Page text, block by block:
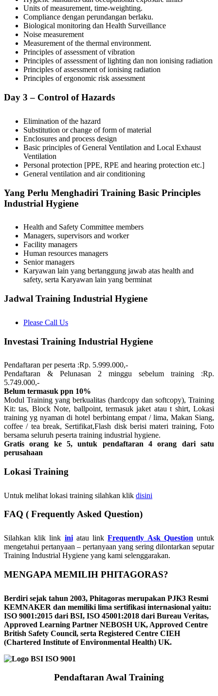
Units of measurement, time-weighting.
Compliance dengan perundangan berlaku.
Biological monitoring dan Health Surveillance
Noise measurement
Measurement of the thermal environment.
Principles of assessment of vibration
Principles of assessment of lighting dan non ionising radiation
Principles of assessment of ionising radiation
Principles of ergonomic risk assessment
Day 3 – Control of Hazards
Elimination of the hazard
Substitution or change of form of material
Enclosures and process design
Basic principles of General Ventilation and Local Exhaust
Ventilation
Personal protection [PPE, RPE and hearing protection etc.]
General ventilation and air conditioning
Yang Perlu Menghadiri Training Basic Principles
Industrial Hygiene
Health and Safety Committee members
Managers, supervisors and worker
Facility managers
Human resources managers
Senior managers
Karyawan lain yang bertanggung jawab atas health and
safety, serta Karyawan lain yang berminat
Jadwal Training Industrial Hygiene
Please Call Us
Investasi Training Industrial Hygiene
Pendaftaran per peserta :Rp. 5.999.000,-
Pendaftaran & Pelunasan 2 minggu sebelum training :Rp.
5.749.000,-
Belum termasuk ppn 10%
Modul Training yang berkualitas (hardcopy dan softcopy), Training
Kit: tas, Block Note, ballpoint, termasuk jaket atau t shirt, Lokasi
training yg nyaman di hotel berbintang empat / lima, Makan Siang,
coffee / tea break, Sertifikat,Flash disk berisi materi training, Foto
bersama seluruh peserta training industrial hygiene.
Gratis orang ke 5, untuk pendaftaran 4 orang dari satu
perusahaan
Lokasi Training
Untuk melihat lokasi training silahkan klik disini
FAQ ( Frequently Asked Question)
Silahkan klik link iniatau linkFrequently Ask Question untuk
mengetahui pertanyaan – pertanyaan yang sering dilontarkan seputar
Training Industrial Hygiene yang kami selenggarakan.
MENGAPA MEMILIH PHITAGORAS?
Berdiri sejak tahun 2003, Phitagoras merupakan PJK3 Resmi
KEMNAKER dan memiliki lima sertifikasi internasional yaitu:
ISO 9001:2015 dari BSI, ISO 45001:2018 dari Bureau Veritas,
Approved Learning Partner NEBOSH UK, Approved Centre
British Safety Council, serta Registered Centre CIEH
(Chartered Institute of Environmental Health) UK.
Pendaftaran Awal Training